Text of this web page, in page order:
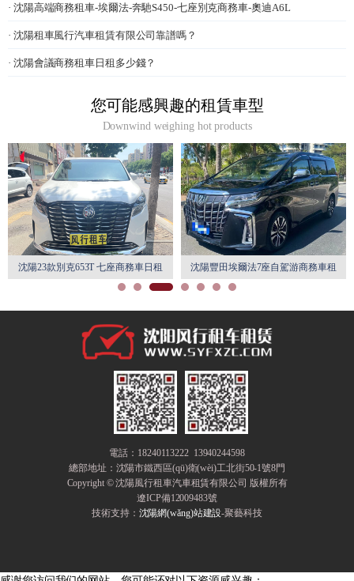
· 沈陽高端商務租車-埃爾法-奔馳S450-七座別克商務車-奧迪A6L
· 沈陽租車風行汽車租賃有限公司靠譜嗎？
· 沈陽會議商務租車日租多少錢？
您可能感興趣的租賃車型
Downwind weighing hot products
沈陽23款別克653T 七座商務車日租 沈陽豐田埃爾法7座自駕游商務車租
電話：18240113222 13940244598
總部地址： 沈陽市鐵西區(qū)衛(wèi)工北街50-1號8門
Copyright © 沈陽風行租車汽車租賃有限公司 版權所有
遼ICP備12009483號
技術支持： 沈陽網(wǎng)站建設-聚藝科技